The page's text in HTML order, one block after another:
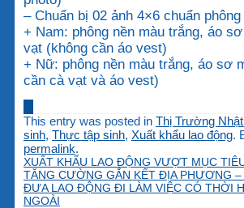
– Chuẩn bị 02 ảnh 4×6 chuẩn
+ Nam: phông nền màu trắng, áo
vạt (không cần áo vest)
+ Nữ: phông nền màu trắng, áo sơ
cần cà vạt và áo vest)
This entry was posted in Thị Trường
sinh, Thực tập sinh, Xuất khẩu lao động.
permalink.
XUẤT KHẨU LAO ĐỘNG VƯỢT MỤC
TĂNG CƯỜNG GẮN KẾT ĐỊA PHƯƠNG –
ĐƯA LAO ĐỘNG ĐI LÀM VIỆC CÓ THỜI
NGOÀI